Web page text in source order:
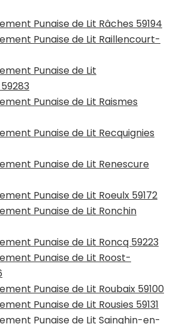
Punaise de Lit Râches 59194
Punaise de Lit Raillencourt-
Punaise de Lit
Punaise de Lit Raismes
Punaise de Lit Recquignies
Punaise de Lit Renescure
Punaise de Lit Roeulx 59172
Punaise de Lit Ronchin
Punaise de Lit Roncq 59223
Punaise de Lit Roost-
Punaise de Lit Roubaix 59100
Punaise de Lit Rousies 59131
Punaise de Lit Sainghin-en-